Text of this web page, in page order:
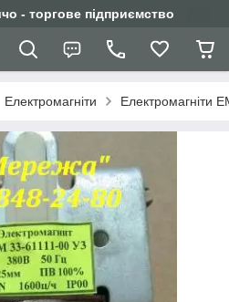
- торгове підприємство
Електромагніти Електромагніти